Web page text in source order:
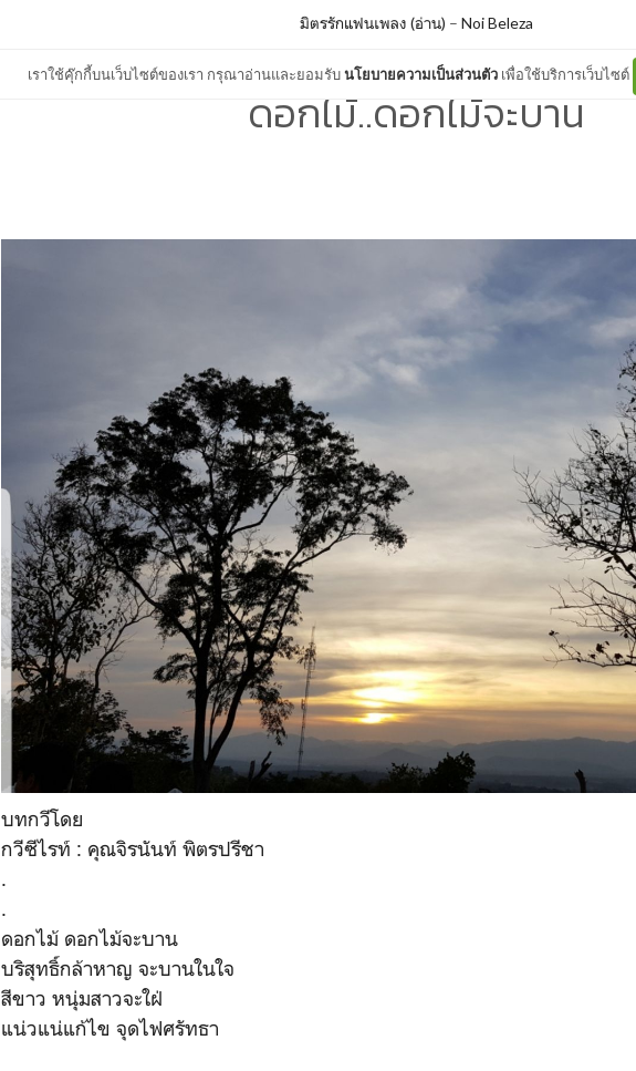
เราใช้คุ๊กกี้บนเว็บไซต์ของเรา กรุณาอ่านและยอมรับนโยบายความเป็นส่วนตัว เพื่อใช้บริการเว็บไซต์
มิตรรักแฟนเพลง (อ่าน) – Noi Beleza
ดอกไม้..ดอกไม้จะบาน
บทกวีโดย
กวีซีไรท์ : คุณจิรนันท์ พิตรปรีชา
.
.
ดอกไม้ ดอกไม้จะบาน
บริสุทธิ์กล้าหาญ จะบานในใจ
สีขาว หนุ่มสาวจะใฝ่
แน่วแน่แก้ไข จุดไฟศรัทธา